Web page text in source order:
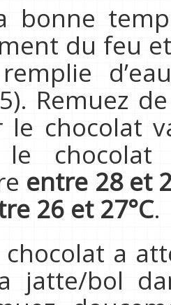
bonne
du feu
Remuez
le chocolat
chocolat
entre 28 et
26 et 27°C.
chocolat a
jatte/bol